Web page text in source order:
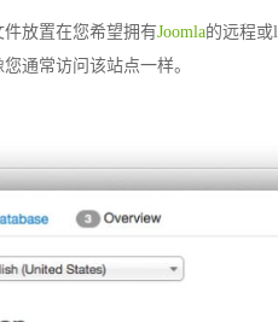
件放置在您希望拥有Joomla的远程或
通常访问该站点一样。